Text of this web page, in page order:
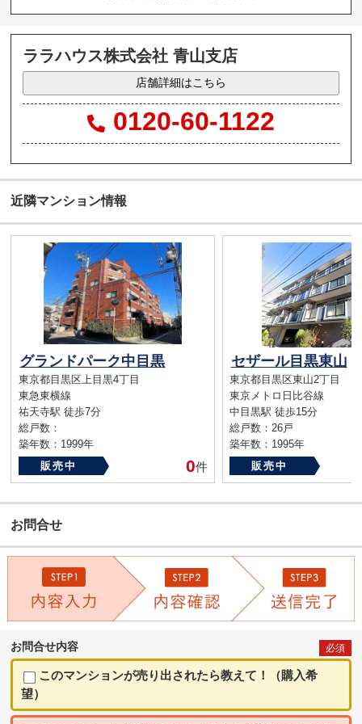
ララハウス株式会社 青山支店
店舗詳細はこちら
0120-60-1122
近隣マンション情報
グランドパーク中目黒
東京都目黒区上目黒4丁目
東急東横線
祐天寺駅 徒歩7分
総戸数：
築年数：1999年
販売中
0件
セザール目黒東山
東京都目黒区東山2丁目
東京メトロ日比谷線
中目黒駅 徒歩15分
総戸数：26戸
築年数：1995年
販売中
お問合せ
お問合せ内容 必須
このマンションが売り出されたら教えて！（購入希
望）